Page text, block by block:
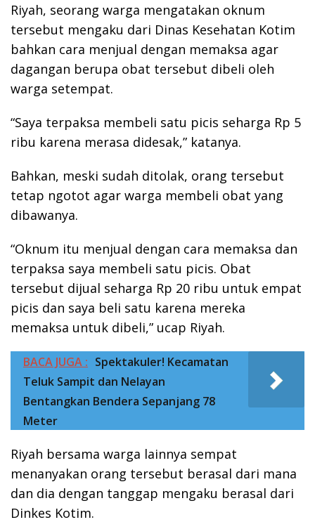
Riyah, seorang warga mengatakan oknum
tersebut mengaku dari Dinas Kesehatan Kotim
bahkan cara menjual dengan memaksa agar
dagangan berupa obat tersebut dibeli oleh
warga setempat.
“Saya terpaksa membeli satu picis seharga Rp 5
ribu karena merasa didesak,” katanya.
Bahkan, meski sudah ditolak, orang tersebut
tetap ngotot agar warga membeli obat yang
dibawanya.
“Oknum itu menjual dengan cara memaksa dan
terpaksa saya membeli satu picis. Obat
tersebut dijual seharga Rp 20 ribu untuk empat
picis dan saya beli satu karena mereka
memaksa untuk dibeli,” ucap Riyah.
BACA JUGA : Spektakuler! Kecamatan
Teluk Sampit dan Nelayan
Bentangkan Bendera Sepanjang 78
Meter
Riyah bersama warga lainnya sempat
menanyakan orang tersebut berasal dari mana
dan dia dengan tanggap mengaku berasal dari
Dinkes Kotim.